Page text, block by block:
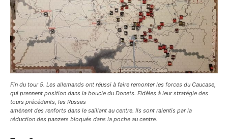
Fin du tour 5. Les allemands ont réussi à faire remonter les forces du Caucase,
qui prennent position dans la boucle du Donets. Fidèles à leur stratégie des
tours précédents, les Russes
amènent des renforts dans le saillant au centre. Ils sont ralentis par la
réduction des panzers bloqués dans la poche au centre.